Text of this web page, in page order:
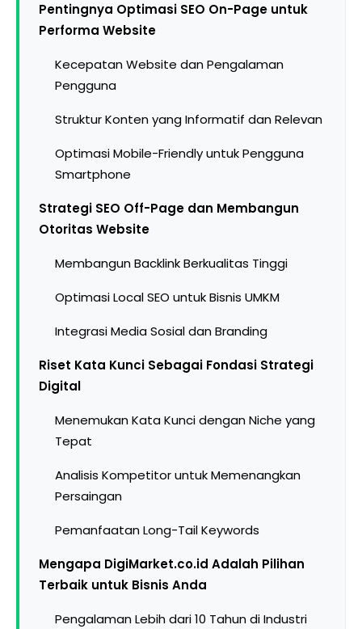
Pentingnya Optimasi SEO On-Page untuk
Performa Website
Kecepatan Website dan Pengalaman
Pengguna
Struktur Konten yang Informatif dan Relevan
Optimasi Mobile-Friendly untuk Pengguna
Smartphone
Strategi SEO Off-Page dan Membangun
Otoritas Website
Membangun Backlink Berkualitas Tinggi
Optimasi Local SEO untuk Bisnis UMKM
Integrasi Media Sosial dan Branding
Riset Kata Kunci Sebagai Fondasi Strategi
Digital
Menemukan Kata Kunci dengan Niche yang
Tepat
Analisis Kompetitor untuk Memenangkan
Persaingan
Pemanfaatan Long-Tail Keywords
Mengapa DigiMarket.co.id Adalah Pilihan
Terbaik untuk Bisnis Anda
Pengalaman Lebih dari 10 Tahun di Industri